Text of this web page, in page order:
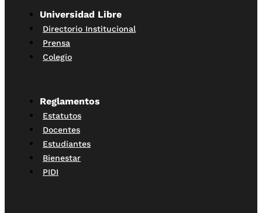
Universidad Libre
Directorio Institucional
Prensa
Colegio
Reglamentos
Estatutos
Docentes
Estudiantes
Bienestar
PIDI